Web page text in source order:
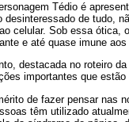
Tédio é
desinteressado de tudo,
celular. Sob essa ótica,
e até quase imune
destacada no roteiro
importantes que
de fazer pensar nas
têm utilizado